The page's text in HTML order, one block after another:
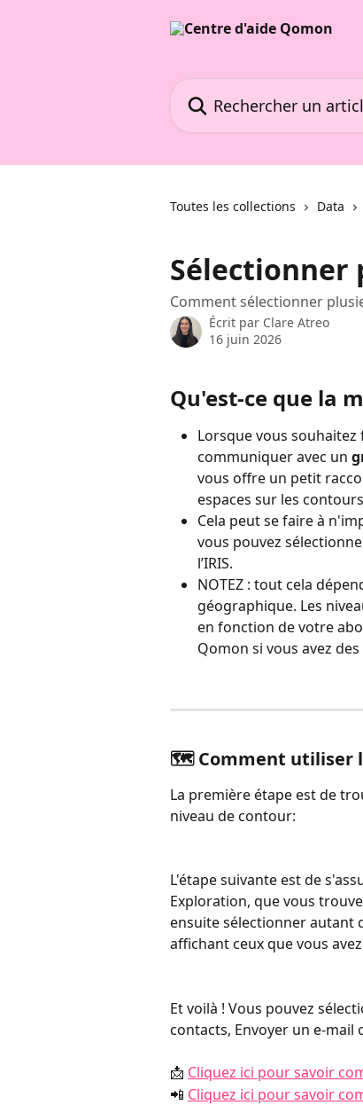
Toutes les collections Data
Comment sélectionner
Écrit par Clare Atreo
16 juin 2026
Qu'est-ce que la
Lorsque vous souhaitez
communiquer avec un
vous offre un petit
espaces sur les
Cela peut se faire à
vous pouvez
l’IRIS.
NOTEZ : tout cela
géographique. Les
en fonction de votre
Qomon si vous avez
🗺️ Comment utiliser
La première étape est de
niveau de contour:
L'étape suivante est de
Exploration, que vous
ensuite sélectionner autant
affichant ceux que vous
Et voilà ! Vous pouvez
contacts, Envoyer un e-mail
📩 Cliquez ici pour savoir
📲 Cliquez ici pour savoir